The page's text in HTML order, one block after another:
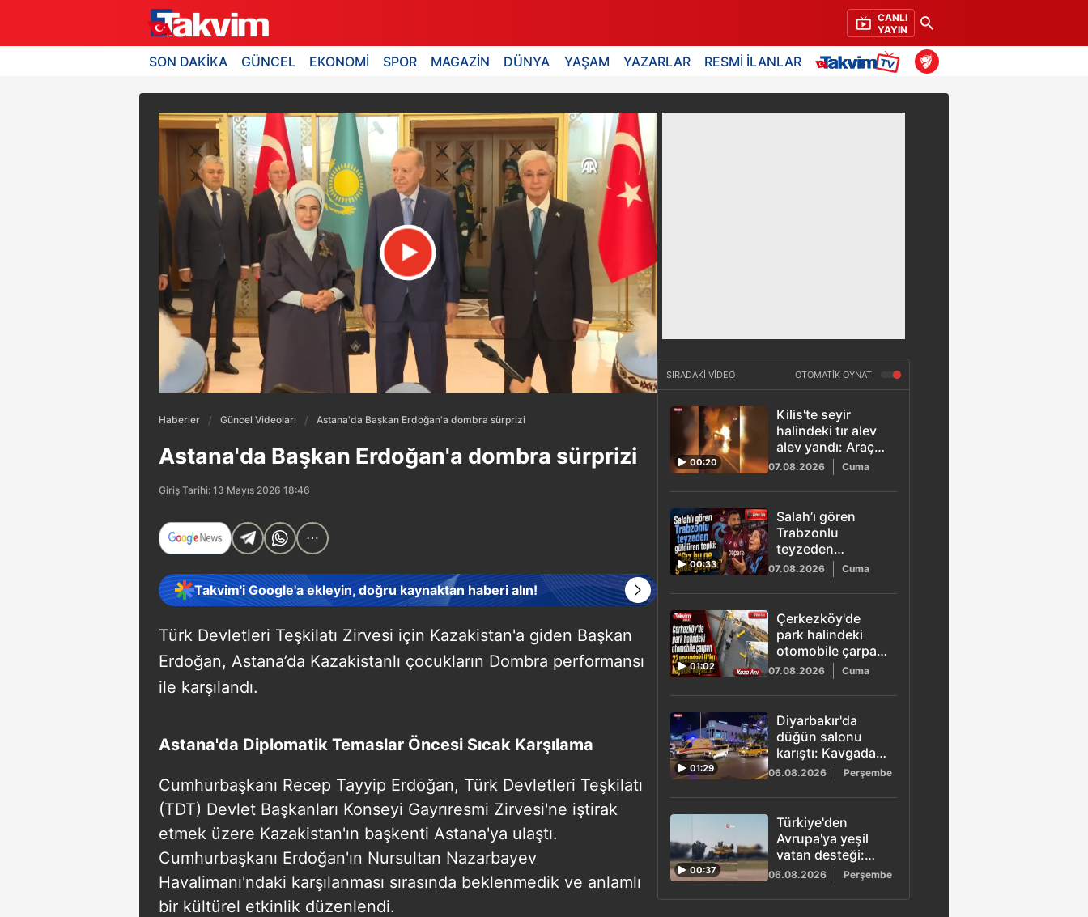
CANLI
YAYIN
SON DAKİKA GÜNCEL EKONOMİ SPOR MAGAZİN DÜNYA YAŞAM YAZARLAR RESMİ İLANLAR
Haberler Güncel Videoları Astana'da Başkan Erdoğan'a dombra sürprizi
Astana'da Başkan Erdoğan'a dombra sürprizi
Giriş Tarihi: 13 Mayıs 2026 18:46
Takvim'i Google'a ekleyin, doğru kaynaktan haberi alın!
Türk Devletleri Teşkilatı Zirvesi için Kazakistan'a giden Başkan
Erdoğan, Astana’da Kazakistanlı çocukların Dombra performansı
ile karşılandı.
Astana'da Diplomatik Temaslar Öncesi Sıcak Karşılama
Cumhurbaşkanı Recep Tayyip Erdoğan, Türk Devletleri Teşkilatı
(TDT) Devlet Başkanları Konseyi Gayrıresmi Zirvesi'ne iştirak
etmek üzere Kazakistan'ın başkenti Astana'ya ulaştı.
Cumhurbaşkanı Erdoğan'ın Nursultan Nazarbayev
Havalimanı'ndaki karşılanması sırasında beklenmedik ve anlamlı
bir kültürel etkinlik düzenlendi.
SIRADAKİ VİDEO OTOMATİK OYNAT
00:20
Kilis'te seyir
halindeki tır alev
alev yandı: Araç
kullanılamaz hale
07.08.2026 Cuma
00:33
Salah’ı gören
Trabzonlu
teyzeden
güldüren sözler:
"Gız bu ne gada
güççük"
07.08.2026 Cuma
01:02
Çerkezköy'de
park halindeki
otomobile çarpan
22 yaşındaki Utku
hayatını kaybetti
07.08.2026 Cuma
01:29
Diyarbakır'da
düğün salonu
karıştı: Kavgada 5
kişi yaralandı
06.08.2026 Perşembe
00:37
Türkiye'den
Avrupa'ya yeşil
vatan desteği:
Görev
tamamlandı,
uçaklar yurda
06.08.2026 Perşembe